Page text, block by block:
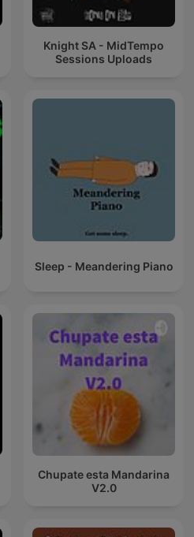
Knight SA - MidTempo
Sessions Uploads
Sleep - Meandering Piano
Chupate esta Mandarina
V2.0